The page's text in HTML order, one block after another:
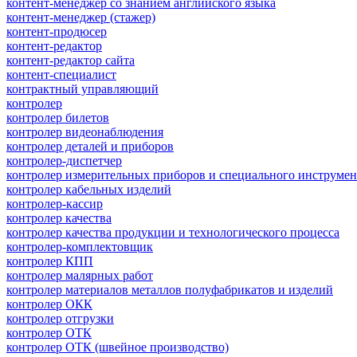
контент-менеджер (стажер)
контент-продюсер
контент-редактор
контент-редактор сайта
контент-специалист
контрактный управляющий
контролер
контролер билетов
контролер видеонаблюдения
контролер деталей и приборов
контролер-диспетчер
контролер измерительных приборов и специального
контролер кабельных изделий
контролер-кассир
контролер качества
контролер качества продукции и технологического процесса
контролер-комплектовщик
контролер КПП
контролер малярных работ
контролер материалов металлов полуфабрикатов и изделий
контролер ОКК
контролер отгрузки
контролер ОТК
контролер ОТК (швейное производство)